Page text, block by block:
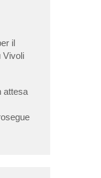
il
Vivoli
attesa